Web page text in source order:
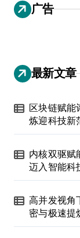
广告
最新文章
区块链赋能
炼迎科技新
内核双驱赋
迈入智能科
高并发视角
密与极速提